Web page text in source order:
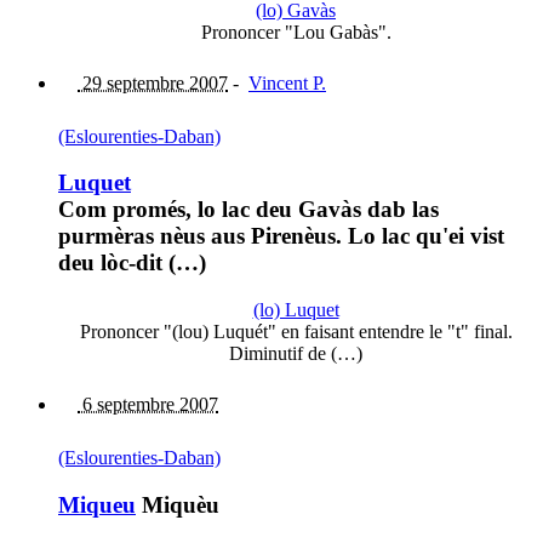
(lo) Gavàs
Prononcer "Lou Gabàs".
29 septembre 2007 - Vincent P.
(Eslourenties-Daban)
Luquet
Com promés, lo lac deu Gavàs dab las
purmèras nèus aus Pirenèus. Lo lac qu'ei vist
deu lòc-dit (…)
(lo) Luquet
Prononcer "(lou) Luquét" en faisant entendre le "t" final.
Diminutif de (…)
6 septembre 2007
(Eslourenties-Daban)
Miqueu Miquèu